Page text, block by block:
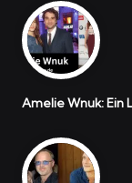
Amelie Wnuk: Ein